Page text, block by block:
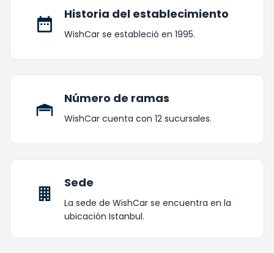
Historia del establecimiento
WishCar se estableció en 1995.
Número de ramas
WishCar cuenta con 12 sucursales.
Sede
La sede de WishCar se encuentra en la
ubicación Istanbul.